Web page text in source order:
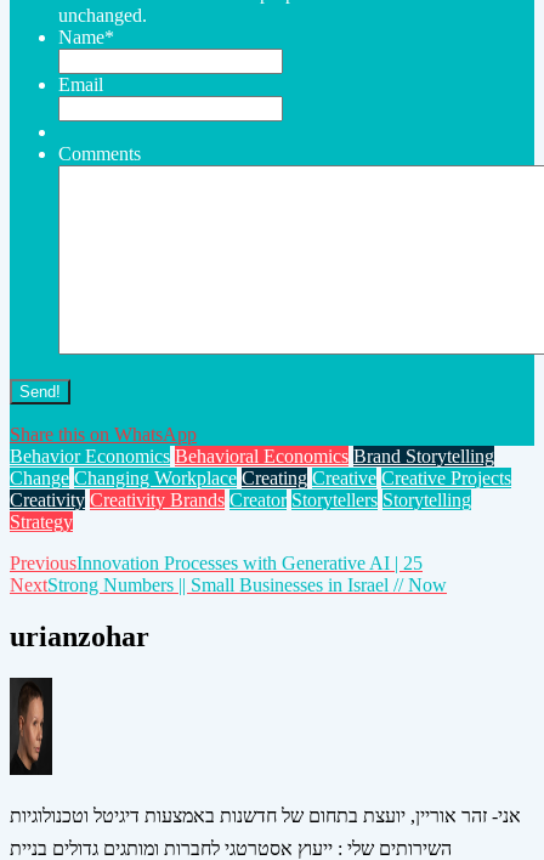
unchanged.
Name*
Email
Comments
Share this on WhatsApp
Behavior Economics Behavioral Economics Brand Storytelling
Change Changing Workplace Creating Creative Creative Projects
Creativity Creativity Brands Creator Storytellers Storytelling
Strategy
Post
navigation
PreviousInnovation Processes with Generative AI | 25
NextStrong Numbers || Small Businesses in Israel // Now
urianzohar
אני- זהר אוריין, יועצת בתחום של חדשנות באמצעות דיגיטל וטכנולוגיות
השירותים שלי : ייעוץ אסטרטגי לחברות ומותגים גדולים בניית